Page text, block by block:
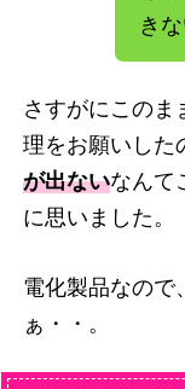
き
さすがにこのま
理をお願いした
が出ないなんて
に思いました。
電化製品なので
ぁ・・。